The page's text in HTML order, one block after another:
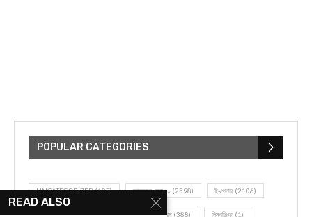
POPULAR CATEGORIES
UNCATEGORIZED(107) আজকের সেরা ১০ (2598) ই-পেপার (2106)
খেলাধূলো(5) জেলার খবর(602) ঝাড়গ্রাম (388) দিনপঞ্জিকা (1)
READ ALSO